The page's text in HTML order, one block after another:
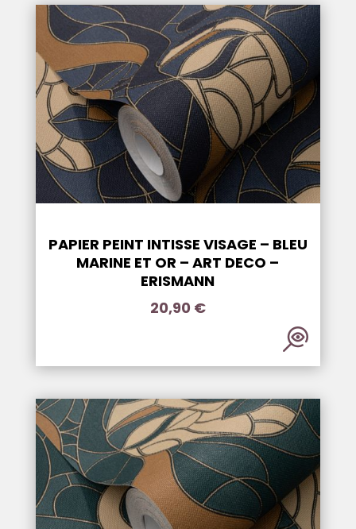
PAPIER PEINT INTISSE VISAGE – BLEU
MARINE ET OR – ART DECO –
ERISMANN
20,90 €